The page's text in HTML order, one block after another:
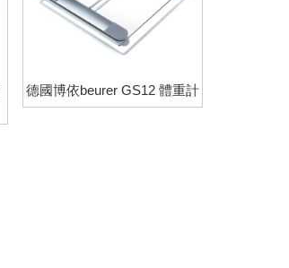
德國博依beurer GS12 體重計